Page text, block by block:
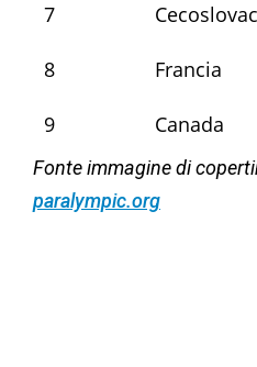
7
8 Francia
9 Canada
Fonte immagine di
paralympic.org